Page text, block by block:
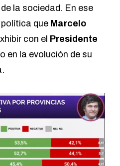
la sociedad. En ese
que Marcelo
con el Presidente
en la evolución de su